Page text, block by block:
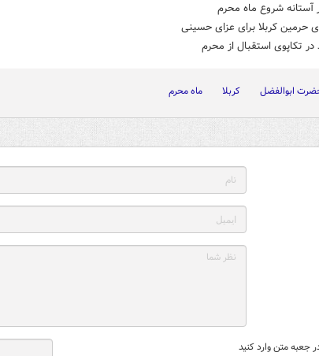
شروع ماه محرم
حرمین کربلا برای عزای حسینی
تکاپوی استقبال از محرم
ابوالفضل کربلا ماه محرم
جعبه متن وارد کنید